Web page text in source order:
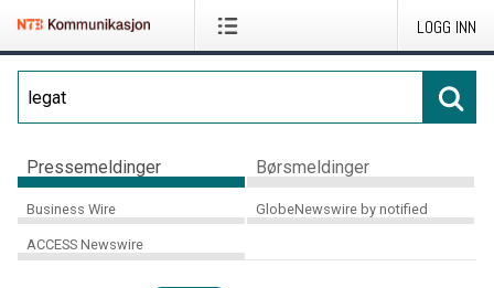
LOGG INN
Pressemeldinger Børsmeldinger
Business Wire GlobeNewswire by notified
ACCESS Newswire